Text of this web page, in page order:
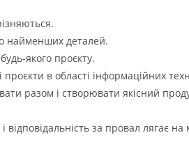
найменших деталей.
якого проєкту.
в області інформаційних
разом і створювати якісний
за провал лягає